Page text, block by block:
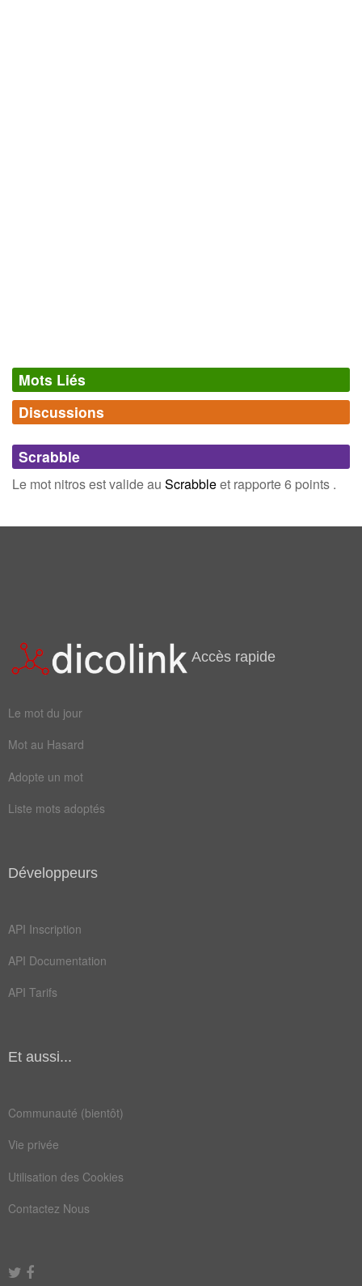
Mots Liés
Synonymes(0)
Mots avec la même signification
Discussions
Connectez-vous inscrivez-vous
Scrabble
Le mot nitros est valide au Scrabbleet rapporte 6 points .
Accès rapide
Le mot du jour
Mot au Hasard
Adopte un mot
Liste mots adoptés
Développeurs
API Inscription
API Documentation
API Tarifs
Et aussi...
Communauté (bientôt)
Vie privée
Utilisation des Cookies
Contactez Nous